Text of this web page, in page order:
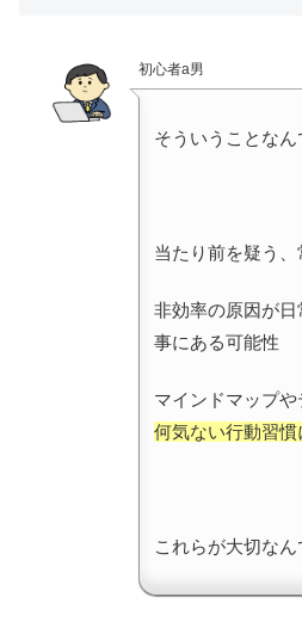
初心者a男
そういうことなん
当たり前を疑う、
非効率の原因が
事にある可能性
マインドマップや
何気ない行動習慣
これらが大切なん